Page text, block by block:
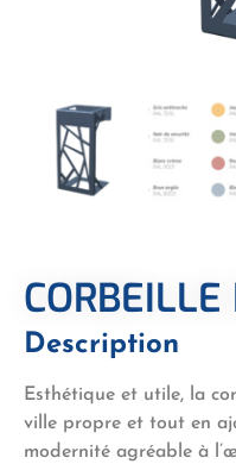
Description
Esthétique et utile, la
ville propre et tout en
modernité agréable à